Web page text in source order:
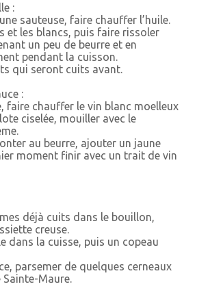
:
sauteuse, faire chauffer l’huile.
et les blancs, puis faire rissoler
un peu de beurre et en
pendant la cuisson.
qui seront cuits avant.
:
faire chauffer le vin blanc moelleux
ciselée, mouiller avec le
au beurre, ajouter un jaune
moment finir avec un trait de vin
déjà cuits dans le bouillon,
creuse.
dans la cuisse, puis un copeau
parsemer de quelques cerneaux
Sainte-Maure.